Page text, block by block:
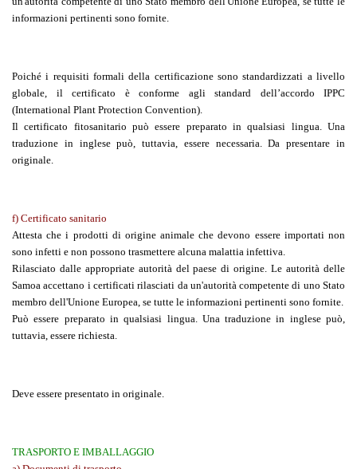
informazioni pertinenti sono fornite.
Poiché i requisiti formali della certificazione sono standardizzati a livello
globale, il certificato è conforme agli standard dell’accordo IPPC
(International Plant Protection Convention).
Il certificato fitosanitario può essere preparato in qualsiasi lingua. Una
traduzione in inglese può, tuttavia, essere necessaria. Da presentare in
originale.
f) Certificato sanitario
Attesta che i prodotti di origine animale che devono essere importati non
sono infetti e non possono trasmettere alcuna malattia infettiva.
Rilasciato dalle appropriate autorità del paese di origine. Le autorità delle
Samoa accettano i certificati rilasciati da un'autorità competente di uno Stato
membro dell'Unione Europea, se tutte le informazioni pertinenti sono fornite.
Può essere preparato in qualsiasi lingua. Una traduzione in inglese può,
tuttavia, essere richiesta.
Deve essere presentato in originale.
TRASPORTO E IMBALLAGGIO